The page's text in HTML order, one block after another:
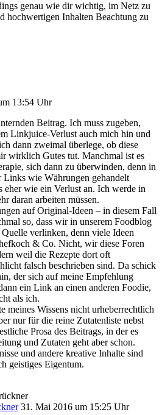
genau wie dir wichtig, im Netz zu
hochwertigen Inhalten Beachtung zu
13:54 Uhr
Beitrag. Ich muss zugeben,
Linkjuice-Verlust auch mich hin und
dann zweimal überlege, ob diese
wirklich Gutes tut. Manchmal ist es
sich dann zu überwinden, denn in
Links wie Währungen gehandelt
eher wie ein Verlust an. Ich werde in
daran arbeiten müssen.
auf Original-Ideen – in diesem Fall
so, dass wir in unserem Foodblog
verlinken, denn viele Ideen
& Co. Nicht, wir diese Foren
weil die Rezepte dort oft
falsch beschrieben sind. Da schick
der sich auf meine Empfehlung
ein Link an einen anderen Foodie,
als ich.
meines Wissens nicht urheberrechtlich
nur für die reine Zutatenliste nebst
Prosa des Beitrags, in der es
und Zutaten geht aber schon.
und andere kreative Inhalte sind
geistiges Eigentum.
31. Mai 2016 um 15:25 Uhr